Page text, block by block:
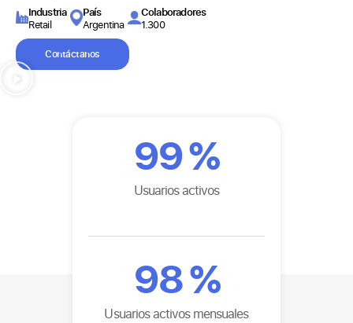
Industria
Retail
País
Argentina
Colaboradores
1.300
Contáctanos
99%
Usuarios activos
98%
Usuarios activos mensuales